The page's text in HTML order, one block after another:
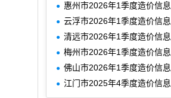
惠州市2026年1季度造价信息
云浮市2026年1季度造价信息
清远市2026年1季度造价信息
梅州市2026年1季度造价信息
佛山市2026年1季度造价信息
江门市2025年4季度造价信息